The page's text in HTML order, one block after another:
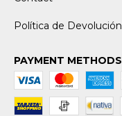
Política de Devolución
PAYMENT METHODS